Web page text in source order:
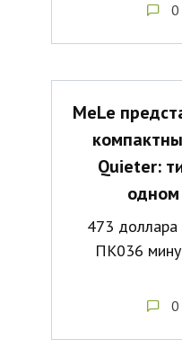
0
MeLe
Quieter:
одном
473 доллара
ПК036
0